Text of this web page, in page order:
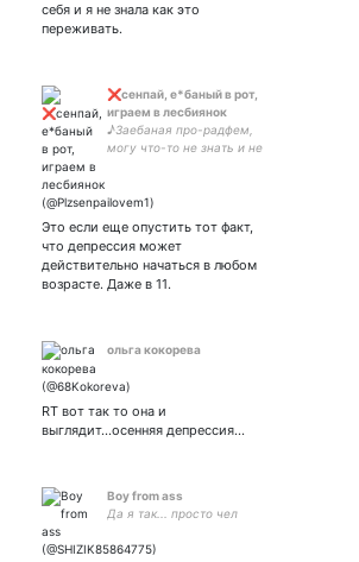
себя и я не знала как это
переживать.
❌сенпай, е*баный в рот,
играем в лесбиянок
♪Заебаная про-радфем,
могу что-то не знать и не
солнышко
♪Убъю за женщин и детей
Это если еще опустить тот факт,
что депрессия может
действительно начаться в любом
возрасте. Даже в 11.
ольга кокорева
RT вот так то она и
выглядит...осенняя депрессия...
Boy from ass
Да я так... просто чел